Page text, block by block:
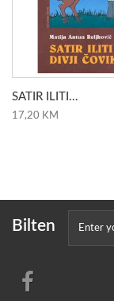
SATIR ILITI...
17,20 KM
Bilten